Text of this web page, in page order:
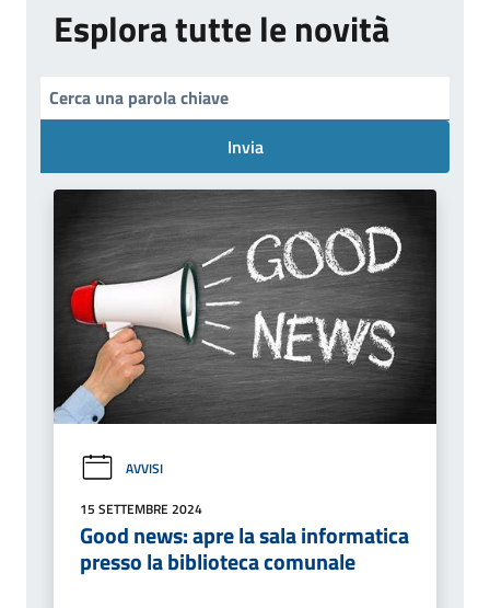
Esplora tutte le novità
Invia
AVVISI
15 SETTEMBRE 2024
Good news: apre la sala informatica
presso la biblioteca comunale